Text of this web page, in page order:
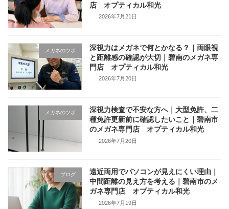
店 オプティカル和光
2026年7月21日
メガネのツボ
深視力はメガネで何とかなる？｜両眼視
と距離感の確認が大切｜碧南のメガネ専
門店 オプティカル和光
2026年7月20日
メガネのツボ
深視力検査で不安な方へ｜大型免許、二
種免許更新前に確認したいこと｜碧南市
のメガネ専門店 オプティカル和光
2026年7月20日
ブログ
遠近両用でパソコンが見えにくい理由｜
中間距離の見え方を考える｜碧南市のメ
ガネ専門店 オプティカル和光
2026年7月19日